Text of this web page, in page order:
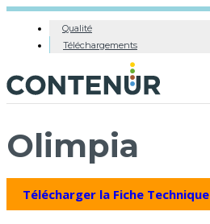
Qualité
Téléchargements
Olimpia
Télécharger la Fiche Technique